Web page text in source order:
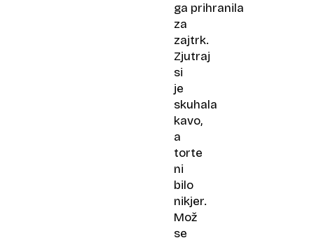
ga prihranila
za
zajtrk.
Zjutraj
si
je
skuhala
kavo,
a
torte
ni
bilo
nikjer.
Mož
se